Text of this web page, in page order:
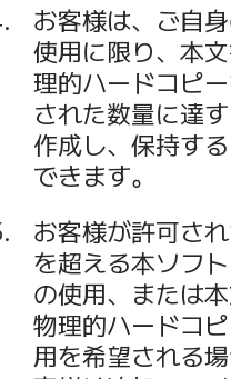
お客様は、ご自
使用に限り、本
理的ハードコピ
された数量に達
作成し、保持す
できます。
お客様が許可さ
を超える本ソフ
の使用、または
物理的ハードコ
用を希望される